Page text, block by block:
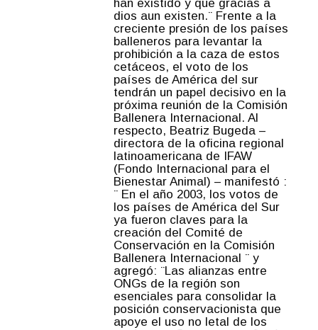
han existido y que gracias a
dios aun existen.¨ Frente a la
creciente presión de los países
balleneros para levantar la
prohibición a la caza de estos
cetáceos, el voto de los
países de América del sur
tendrán un papel decisivo en la
próxima reunión de la Comisión
Ballenera Internacional. Al
respecto, Beatriz Bugeda –
directora de la oficina regional
latinoamericana de IFAW
(Fondo Internacional para el
Bienestar Animal) – manifestó :
¨ En el año 2003, los votos de
los países de América del Sur
ya fueron claves para la
creación del Comité de
Conservación en la Comisión
Ballenera Internacional ¨ y
agregó: ¨Las alianzas entre
ONGs de la región son
esenciales para consolidar la
posición conservacionista que
apoye el uso no letal de los